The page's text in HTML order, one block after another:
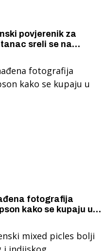
povjerenik za
sreli se na
fotografija
kako se kupaju u